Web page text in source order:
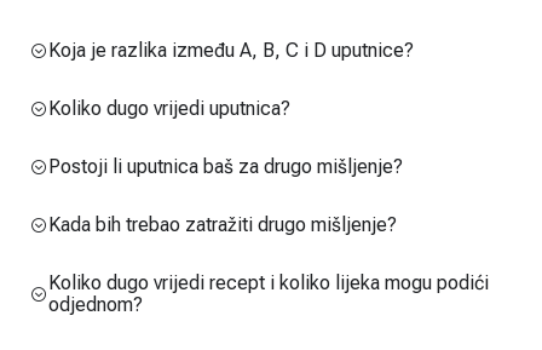
Koja je razlika između A, B, C i D uputnice?
Koliko dugo vrijedi uputnica?
Postoji li uputnica baš za drugo mišljenje?
Kada bih trebao zatražiti drugo mišljenje?
Koliko dugo vrijedi recept i koliko lijeka mogu podići
odjednom?